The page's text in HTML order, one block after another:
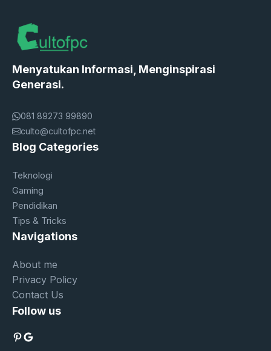
Menyatukan Informasi, Menginspirasi
Generasi.
081 89273 99890
culto@cultofpc.net
Blog Categories
Teknologi
Gaming
Pendidikan
Tips & Tricks
Navigations
About me
Privacy Policy
Contact Us
Follow us
Pinterest
Google